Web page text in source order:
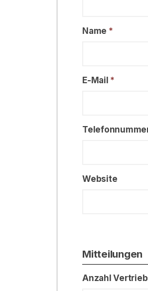
Name *
E-Mail *
Website
Mitteilungen
Anzahl